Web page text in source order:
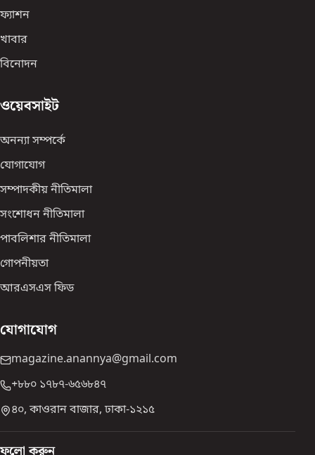
ফ্যাশন
খাবার
বিনোদন
ওয়েবসাইট
অনন্যা সম্পর্কে
যোগাযোগ
সম্পাদকীয় নীতিমালা
সংশোধন নীতিমালা
পাবলিশার নীতিমালা
গোপনীয়তা
আরএসএস ফিড
যোগাযোগ
magazine.anannya@gmail.com
+৮৮০ ১৭৮৭-৬৫৬৮৪৭
৪০, কাওরান বাজার, ঢাকা-১২১৫